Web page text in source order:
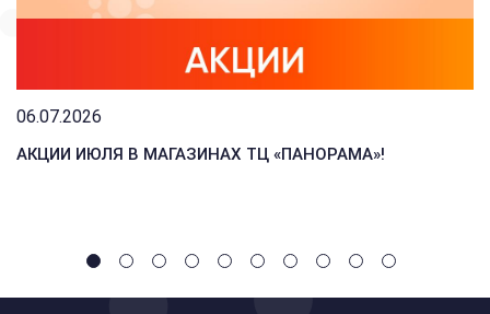
06.07.2026
АКЦИИ ИЮЛЯ В МАГАЗИНАХ ТЦ «ПАНОРАМА»!